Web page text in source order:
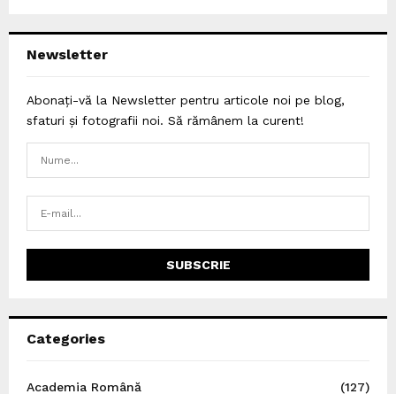
Newsletter
Abonați-vă la Newsletter pentru articole noi pe blog,
sfaturi și fotografii noi. Să rămânem la curent!
Categories
Academia Română (127)